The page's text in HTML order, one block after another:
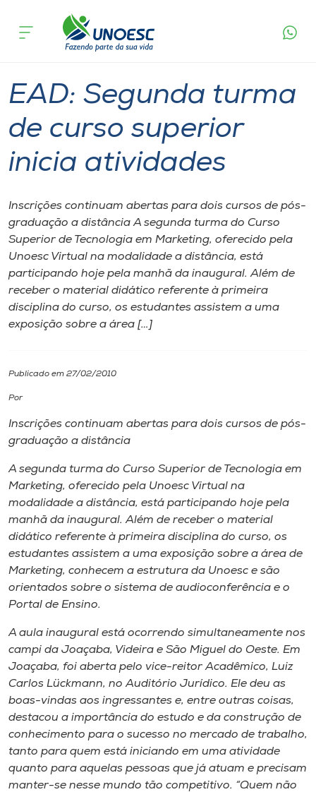
Cursos
Pesquisa
Atendimento ao Estudante
Portal de Ensino
A
Internacionalização
Cultura
CPA
Biblioteca
Editora
Rádio
Museu
Unoesc
Store
Selecione
o idioma
acontece
EAD: Segunda turma
de curso superior
inicia atividades
Inscrições continuam abertas para dois cursos de pós-
graduação a distância A segunda turma do Curso
Superior de Tecnologia em Marketing, oferecido pela
Unoesc Virtual na modalidade a distância, está
participando hoje pela manhã da inaugural. Além de
receber o material didático referente à primeira
disciplina do curso, os estudantes assistem a uma
exposição sobre a área […]
Publicado em 27/02/2010
Por
Inscrições continuam abertas para dois cursos de pós-
graduação a distância
A segunda turma do Curso Superior de Tecnologia em
Marketing, oferecido pela Unoesc Virtual na
modalidade a distância, está participando hoje pela
manhã da inaugural. Além de receber o material
didático referente à primeira disciplina do curso, os
estudantes assistem a uma exposição sobre a área de
Marketing, conhecem a estrutura da Unoesc e são
orientados sobre o sistema de audioconferência e o
Portal de Ensino.
A aula inaugural está ocorrendo simultaneamente nos
campi da Joaçaba, Videira e São Miguel do Oeste. Em
Joaçaba, foi aberta pelo vice-reitor Acadêmico, Luiz
Carlos Lückmann, no Auditório Jurídico. Ele deu as
boas-vindas aos ingressantes e, entre outras coisas,
destacou a importância do estudo e da construção de
conhecimento para o sucesso no mercado de trabalho,
tanto para quem está iniciando em uma atividade
quanto para aquelas pessoas que já atuam e precisam
manter-se nesse mundo tão competitivo. “Quem não